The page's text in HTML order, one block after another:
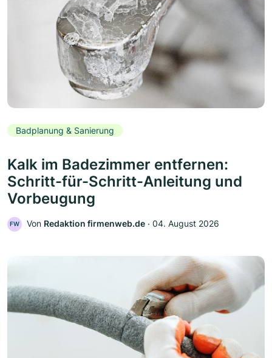
Badplanung & Sanierung
Kalk im Badezimmer entfernen:
Schritt-für-Schritt-Anleitung und
Vorbeugung
FW Von Redaktion firmenweb.de ‧ 04. August 2026